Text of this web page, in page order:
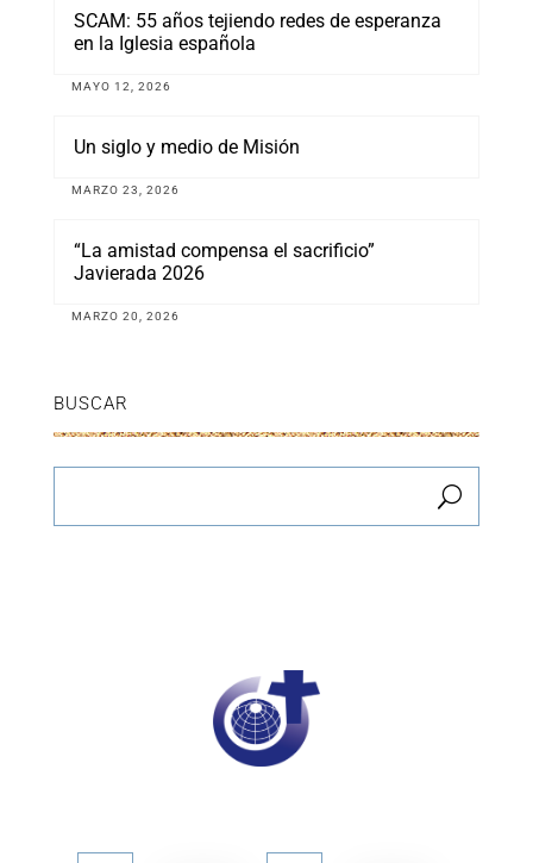
SCAM: 55 años tejiendo redes de esperanza
en la Iglesia española
MAYO 12, 2026
Un siglo y medio de Misión
MARZO 23, 2026
“La amistad compensa el sacrificio”
Javierada 2026
MARZO 20, 2026
BUSCAR